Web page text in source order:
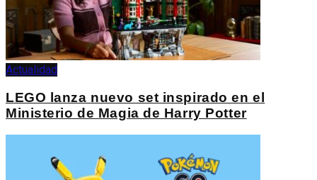
Actualidad
LEGO lanza nuevo set inspirado en el
Ministerio de Magia de Harry Potter